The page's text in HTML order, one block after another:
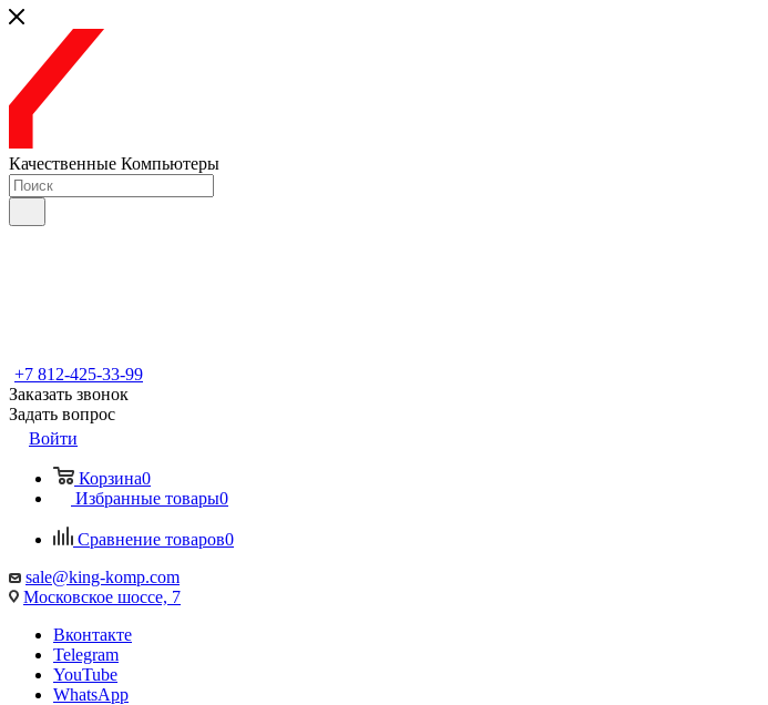
Качественные Компьютеры
+7 812-425-33-99
Заказать звонок
Задать вопрос
Войти
Корзина0
Избранные товары0
Сравнение товаров0
sale@king-komp.com
Московское шоссе, 7
Вконтакте
Telegram
YouTube
WhatsApp